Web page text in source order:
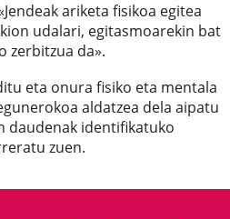
ariketa fisikoa egitea
udalari, egitasmoarekin bat
zerbitzua da».
eta onura fisiko eta mentala
aldatzea dela aipatu
daudenak identifikatuko
zuen.